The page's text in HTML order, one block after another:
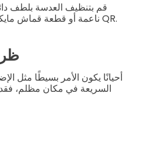
قم بتنظيف العدسة بلطف
ناعمة أو قطعة قماش مايكروفايبر قبل مسح أي رمز QR.
أحيانًا يكون الأمر بسيطًا مثل
السريعة في مكان مظلم،